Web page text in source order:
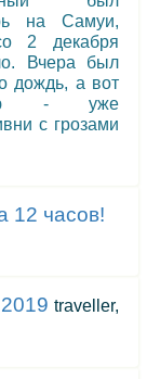
на Самуи,
2 декабря
Вчера был
дождь, а вот
- уже
с грозами
12 часов!
traveller,